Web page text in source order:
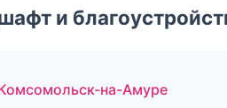
и
на-Амуре